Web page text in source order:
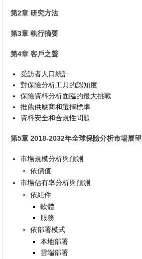
第2章 研究方法
第3章 執行摘要
第4章 客戶之聲
受訪者人口統計
對保險分析工具的認知度
保險資料分析面臨的最大挑戰
推薦供應商和選擇標準
資料安全和合規性問題
第5章 2018-2032年全球保險分析市場展望
市場規模分析與預測
依價值
市場佔有率分析與預測
依組件
軟體
服務
依部署模式
本地部署
雲端部署